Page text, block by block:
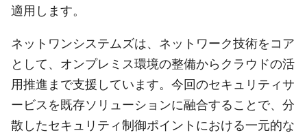
適用します。
ネットワンシステムズは、ネットワーク技術をコア
として、オンプレミス環境の整備からクラウドの活
用推進まで支援しています。今回のセキュリティサ
ービスを既存ソリューションに融合することで、分
散したセキュリティ制御ポイントにおける一元的な